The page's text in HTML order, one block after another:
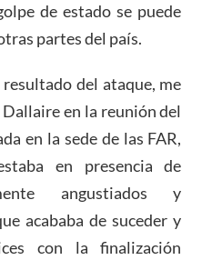
de estado se puede
partes del país.
del ataque, me
en la reunión del
en la sede de las FAR,
en presencia de
angustiados y
acababa de suceder y
con la finalización